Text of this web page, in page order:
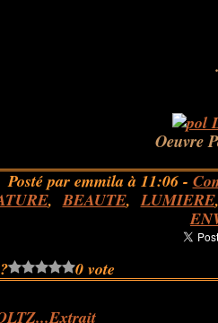
.
Oeuvre
Posté par emmila à 11:06 -
,BEAUTE,LUMIERE,
0 vote